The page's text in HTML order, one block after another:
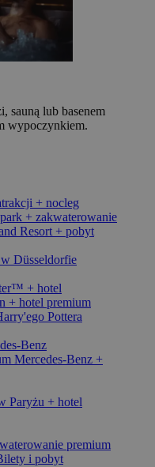
sauną lub basenem
wypoczynkiem.
+ nocleg
+ zakwaterowanie
Resort + pobyt
Düsseldorfie
+ hotel
+ hotel premium
Pottera
Benz
Mercedes-Benz +
Paryżu + hotel
premium
i pobyt